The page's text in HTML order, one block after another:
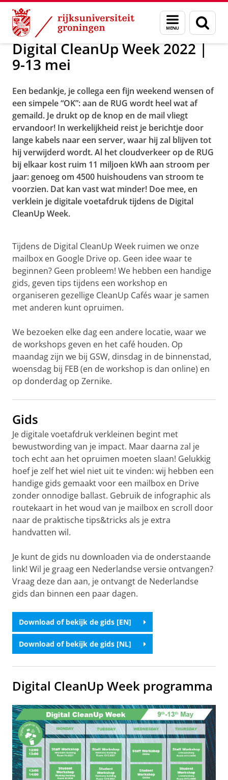
Skip
Content
Skip
Navigation
Menu
en
zoeken
Over ons Profiel Feiten en cijfers Duurzaamheid
Digital CleanUp Week 2022 |
9-13 mei
Een bedankje, je collega een fijn weekend wensen of
een simpele “OK”: aan de RUG wordt heel wat af
gemaild. Je drukt op de knop en de mail vliegt
ervandoor! In werkelijkheid reist je berichtje door
lange kabels naar een server, waar hij zal blijven tot
hij verwijderd wordt. Al het cloudverkeer op de RUG
bij elkaar kost ruim 11 miljoen kWh aan stroom per
jaar: genoeg om 4500 huishoudens van stroom te
voorzien. Dat kan vast wat minder! Doe mee, en
verklein je digitale voetafdruk tijdens de Digital
CleanUp Week.
Tijdens de Digital CleanUp Week ruimen we onze
mailbox en Google Drive op. Geen idee waar te
beginnen? Geen probleem! We hebben een handige
gids, geven tips tijdens een workshop en
organiseren gezellige CleanUp Cafés waar je samen
met anderen kunt opruimen.
We bezoeken elke dag een andere locatie, waar we
de workshops geven en het café houden. Op
maandag zijn we bij GSW, dinsdag in de binnenstad,
woensdag bij FEB (en de workshop is dan online) en
op donderdag op Zernike.
Gids
Je digitale voetafdruk verkleinen begint met
bewustwording van je impact. Maar daarna zal je
toch echt aan het opruimen moeten slaan! Gelukkig
hoef je zelf het wiel niet uit te vinden: wij hebben een
handige gids gemaakt voor een mailbox en Drive
zonder onnodige ballast. Gebruik de infographic als
routekaart in het woud van je mailbox en scroll door
naar de praktische tips&tricks als je extra
handvatten wil.
Je kunt de gids nu downloaden via de onderstaande
link! Wil je graag een Nederlandse versie ontvangen?
Vraag deze dan aan, je ontvangt de Nederlandse
gids dan binnen een paar dagen.
Download of bekijk de gids [EN]
Download of bekijk de gids [NL]
Digital CleanUp Week programma